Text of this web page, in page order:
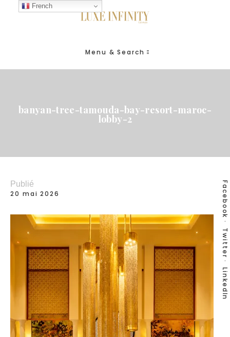
Menu & Search
banyan-tree-tamouda-bay-resort-maroc-
lobby-2
Facebook
Twitter
LinkedIn
Publié
20 mai 2026
French